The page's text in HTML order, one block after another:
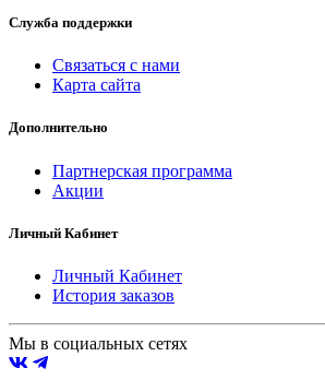
Служба поддержки
Связаться с нами
Карта сайта
Дополнительно
Партнерская программа
Акции
Личный Кабинет
Личный Кабинет
История заказов
Мы в социальных сетях